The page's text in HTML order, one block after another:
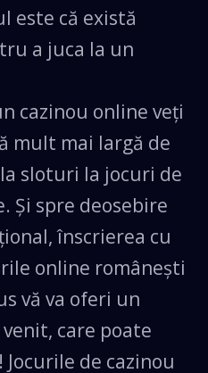
este că există
a juca la un
cazinou online veți
mult mai largă de
sloturi la jocuri de
Și spre deosebire
înscrierea cu
online românești
vă va oferi un
care poate
de cazinou